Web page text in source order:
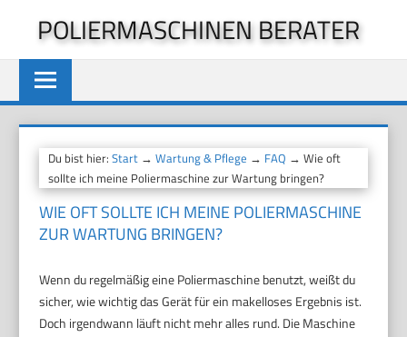
springen
POLIERMASCHINEN BERATER
Du bist hier:Start →Wartung & Pflege → FAQ → Wie oft
sollte ich meine Poliermaschine zur Wartung bringen?
WIE OFT SOLLTE ICH MEINE POLIERMASCHINE
ZUR WARTUNG BRINGEN?
Wenn du regelmäßig eine Poliermaschine benutzt, weißt du
sicher, wie wichtig das Gerät für ein makelloses Ergebnis ist.
Doch irgendwann läuft nicht mehr alles rund. Die Maschine